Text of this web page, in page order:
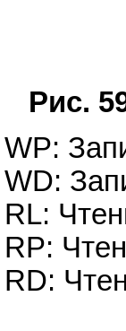
Рис.
WP:
WD:
RL:
RP:
RD: